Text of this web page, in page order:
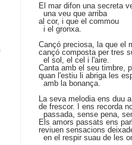
El mar difon una secreta
una veu que arriba
al cor, i que el commou
i el gronxa.
Cançó preciosa, la que el
cançó composta per tres
el sol, el cel i l'aire.
Canta amb el seu timbre,
quan l'estiu li abriga les
amb la bonança.
La seva melodia ens duu
de frescor. I ens recorda
passada, sense pena,
Els amors passats ens
reviuen sensacions
en el respir suau de les